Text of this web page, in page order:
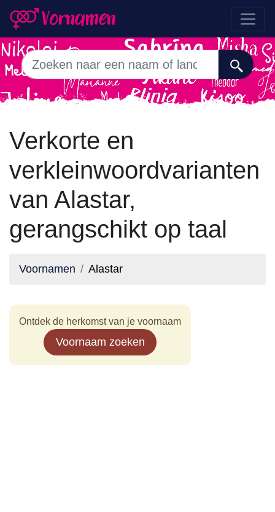
Verkorte en
verkleinwoordvarianten
van Alastar,
gerangschikt op taal
Voornamen Alastar
Ontdek de herkomst van je voornaam
Voornaam zoeken